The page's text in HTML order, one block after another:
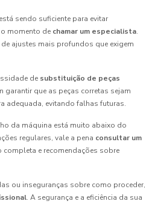
sendo suficiente para evitar
momento de chamar um especialista.
ajustes mais profundos que exigem
de substituição de peças
garantir que as peças corretas sejam
adequada, evitando falhas futuras.
da máquina está muito abaixo do
regulares, vale a pena consultar um
completa e recomendações sobre
ou inseguranças sobre como proceder,
. A segurança e a eficiência da sua